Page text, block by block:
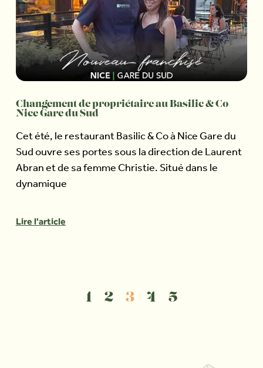
Changement de propriétaire au Basilic & Co
Nice Gare du Sud
Cet été, le restaurant Basilic & Co à Nice Gare du
Sud ouvre ses portes sous la direction de Laurent
Abran et de sa femme Christie. Situé dans le
dynamique
Lire l'article
1 2 3 4 5